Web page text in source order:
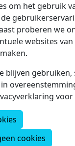
om het gebruik
proberen we
websites
blijven
cookies